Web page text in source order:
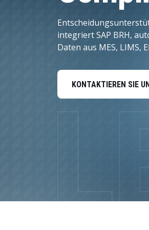
Daten und Analysen
integriert SAP BRH,
Daten aus MES, LIMS,
KONTAKTIEREN SIE